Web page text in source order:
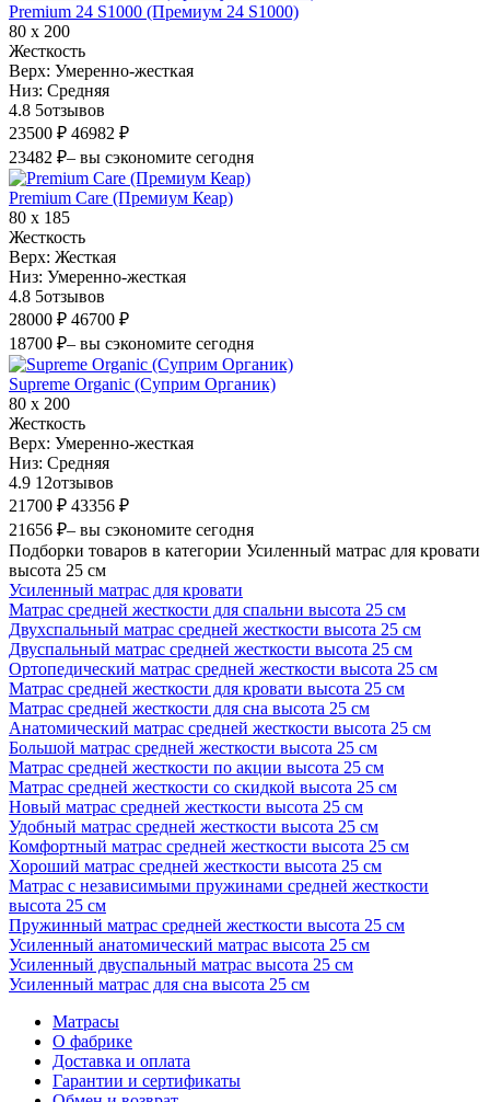
Premium 24 S1000 (Премиум 24 S1000)
80 х 200
Жесткость
Верх: Умеренно-жесткая
Низ: Средняя
4.8 5отзывов
23500 ₽ 46982 ₽
23482 ₽– вы сэкономите сегодня
Premium Care (Премиум Кеар)
80 х 185
Жесткость
Верх: Жесткая
Низ: Умеренно-жесткая
4.8 5отзывов
28000 ₽ 46700 ₽
18700 ₽– вы сэкономите сегодня
Supreme Organic (Суприм Органик)
80 х 200
Жесткость
Верх: Умеренно-жесткая
Низ: Средняя
4.9 12отзывов
21700 ₽ 43356 ₽
21656 ₽– вы сэкономите сегодня
Подборки товаров в категории Усиленный матрас для кровати
высота 25 см
Усиленный матрас для кровати
Матрас средней жесткости для спальни высота 25 см
Двухспальный матрас средней жесткости высота 25 см
Двуспальный матрас средней жесткости высота 25 см
Ортопедический матрас средней жесткости высота 25 см
Матрас средней жесткости для кровати высота 25 см
Матрас средней жесткости для сна высота 25 см
Анатомический матрас средней жесткости высота 25 см
Большой матрас средней жесткости высота 25 см
Матрас средней жесткости по акции высота 25 см
Матрас средней жесткости со скидкой высота 25 см
Новый матрас средней жесткости высота 25 см
Удобный матрас средней жесткости высота 25 см
Комфортный матрас средней жесткости высота 25 см
Хороший матрас средней жесткости высота 25 см
Матрас с независимыми пружинами средней жесткости
высота 25 см
Пружинный матрас средней жесткости высота 25 см
Усиленный анатомический матрас высота 25 см
Усиленный двуспальный матрас высота 25 см
Усиленный матрас для сна высота 25 см
Матрасы
О фабрике
Доставка и оплата
Гарантии и сертификаты